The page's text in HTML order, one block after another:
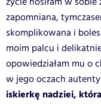
zapomniana,
skomplikowana i
moim palcu i
opowiedziałam mu o
w jego oczach
iskierkę nadziei,